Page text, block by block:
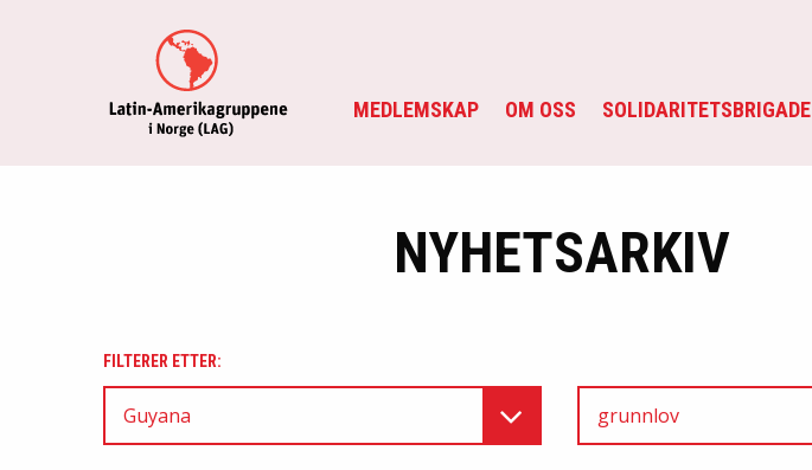
MEDLEMSKAP OM OSS SOLIDARITETSBRIGADE
NYHETSARKIV
FILTERER ETTER:
Guyana grunnlov